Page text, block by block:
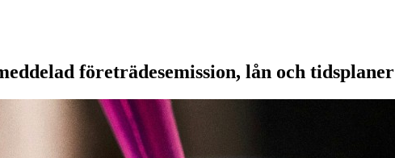
företrädesemission, lån och tidsplaner